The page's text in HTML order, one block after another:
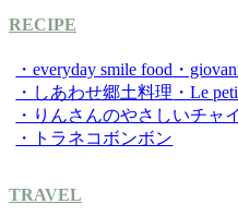
RECIPE
・everyday smile food ・
・しあわせ郷土料理 ・Le
・りんさんのやさしいチャ
・トラネコボンボン
TRAVEL